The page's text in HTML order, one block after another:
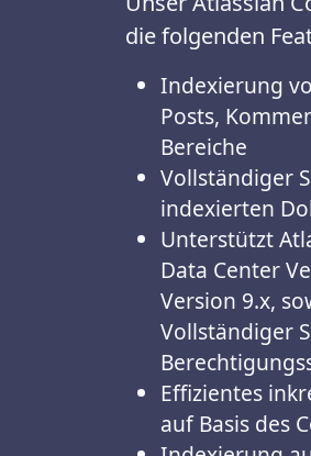
die folgenden
Indexierung
Posts,
Bereiche
Vollständiger
indexierten
Unterstützt
Data Center
Version 9.x,
Vollständiger
Effizientes
auf Basis des